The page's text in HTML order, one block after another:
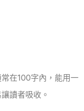
在100字內，能用一
讀者吸收。